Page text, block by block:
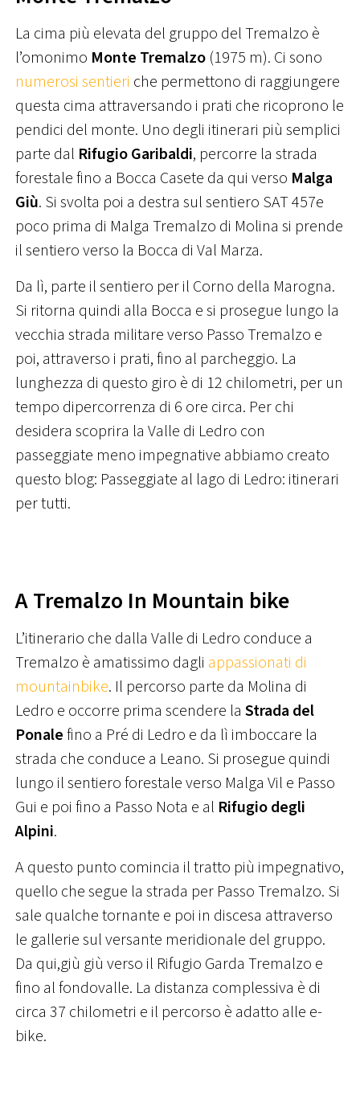
La cima più elevata del gruppo del Tremalzo è
l’omonimo Monte Tremalzo(1975 m). Ci sono
numerosi sentieri che permettono di raggiungere
questa cima attraversando i prati che ricoprono le
pendici del monte. Uno degli itinerari più semplici
parte dal Rifugio Garibaldi, percorre la strada
forestale fino a Bocca Casete da qui verso Malga
Giù. Si svolta poi a destra sul sentiero SAT 457e
poco prima di Malga Tremalzo di Molina si prende
il sentiero verso la Bocca di Val Marza.
Da lì, parte il sentiero per il Corno della Marogna.
Si ritorna quindi alla Bocca e si prosegue lungo la
vecchia strada militare verso Passo Tremalzo e
poi, attraverso i prati, fino al parcheggio. La
lunghezza di questo giro è di 12 chilometri, per un
tempo dipercorrenza di 6 ore circa. Per chi
desidera scoprira la Valle di Ledro con
passeggiate meno impegnative abbiamo creato
questo blog: Passeggiate al lago di Ledro: itinerari
per tutti.
A Tremalzo In Mountain bike
L’itinerario che dalla Valle di Ledro conduce a
Tremalzo è amatissimo dagli appassionati di
mountainbike. Il percorso parte da Molina di
Ledro e occorre prima scendere la Strada del
Ponalefino a Pré di Ledro e da lì imboccare la
strada che conduce a Leano. Si prosegue quindi
lungo il sentiero forestale verso Malga Vil e Passo
Gui e poi fino a Passo Nota e al Rifugio degli
Alpini.
A questo punto comincia il tratto più impegnativo,
quello che segue la strada per Passo Tremalzo. Si
sale qualche tornante e poi in discesa attraverso
le gallerie sul versante meridionale del gruppo.
Da qui,giù giù verso il Rifugio Garda Tremalzo e
fino al fondovalle. La distanza complessiva è di
circa 37 chilometri e il percorso è adatto alle e-
bike.